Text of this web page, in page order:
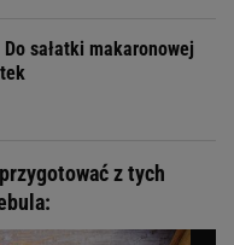
sałatki makaronowej
z tych